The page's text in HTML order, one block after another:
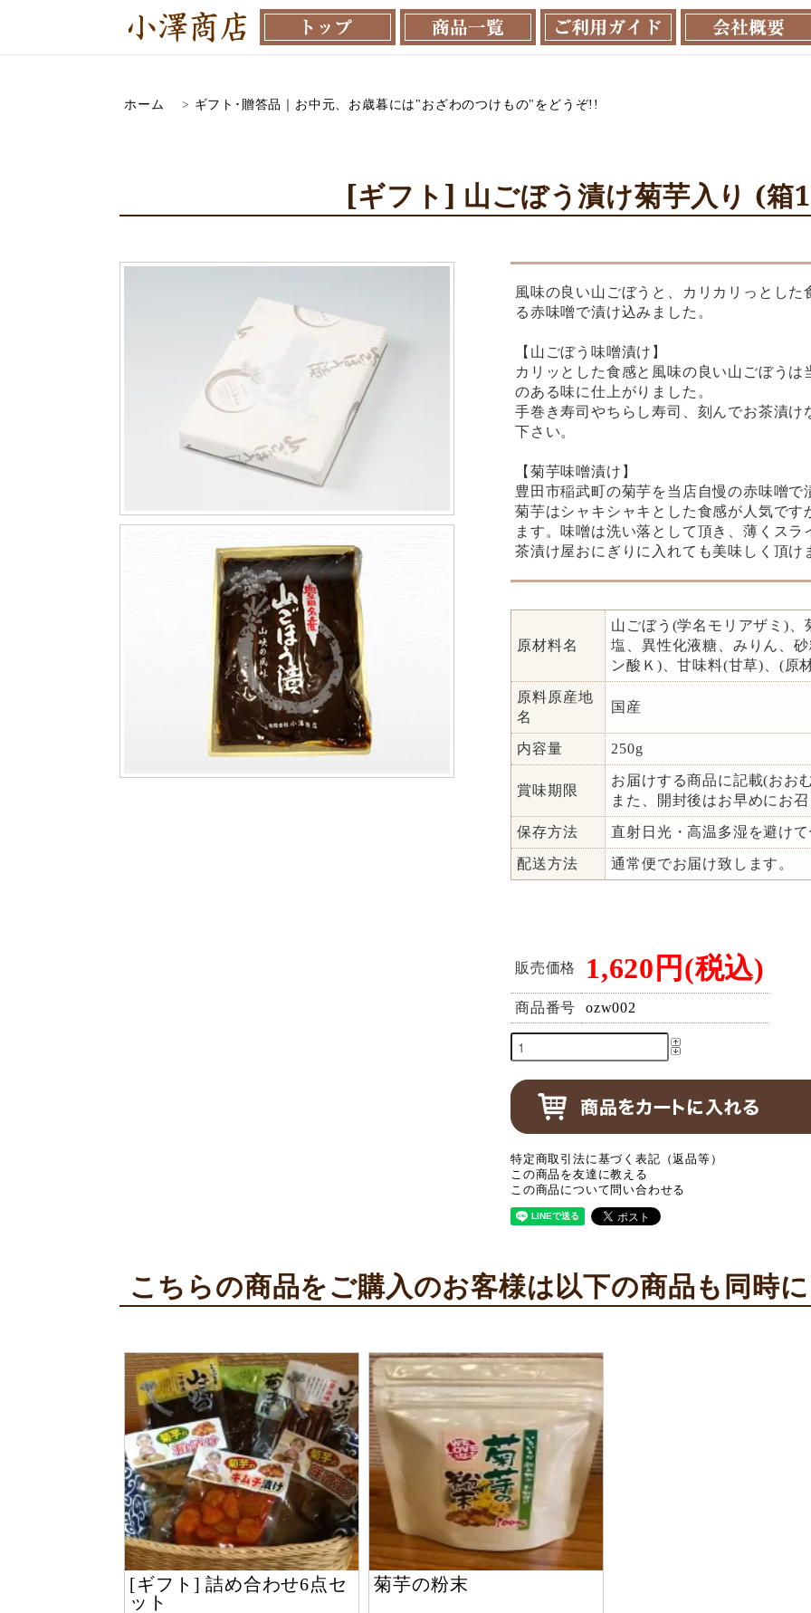
ホーム > ギフト･贈答品｜お中元、お歳暮には"おざわのつけもの"をどうぞ!!
[ギフト] 山ごぼう漬け菊芋入り (箱
風味の良い山ごぼうと、カリカリっとし
る赤味噌で漬け込みました。
【山ごぼう味噌漬け】
カリッとした食感と風味の良い山ごぼう
のある味に仕上がりました。
手巻き寿司やちらし寿司、刻んでお茶漬
下さい。
【菊芋味噌漬け】
豊田市稲武町の菊芋を当店自慢の赤味噌で
菊芋はシャキシャキとした食感が人気で
ます。味噌は洗い落として頂き、薄くス
茶漬け屋おにぎりに入れても美味しく頂け
原材料名
山ごぼう(学名モリアザミ)、
塩、異性化液糖、みりん、
ン酸Ｋ)、甘味料(甘草)、(原
原料原産地
名
国産
内容量 250g
賞味期限
お届けする商品に記載(おお
また、開封後はお早めにお召
保存方法 直射日光・高温多湿を避けて
配送方法 通常便でお届け致します。
販売価格 1,620円(税込)
商品番号 ozw002
特定商取引法に基づく表記（返品等）
この商品を友達に教える
この商品について問い合わせる
こちらの商品をご購入のお客様は以下の商品も同時
[ギフト] 詰め合わせ6点セ
ット
菊芋の粉末